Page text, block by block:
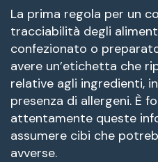
La prima regola per un
tracciabilità degli
confezionato o
avere un’etichetta che
relative agli ingredienti,
presenza di allergeni. È
attentamente queste
assumere cibi che
avverse.